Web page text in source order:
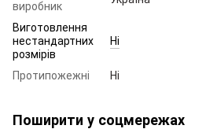
виробник
Виготовлення
нестандартних
розмірів
Ні
Протипожежні Ні
Поширити у соцмережах